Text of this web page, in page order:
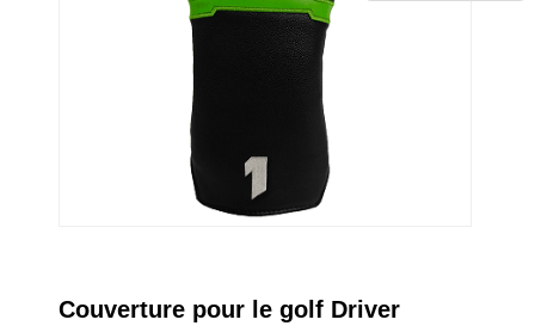
Couverture pour le golf Driver